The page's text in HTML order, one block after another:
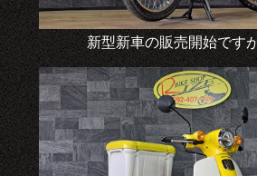
新型新車の販売開始です